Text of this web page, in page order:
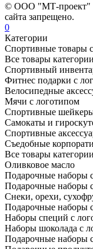
© ООО "МТ-проект"
сайта запрещено.
0
Категории
Спортивные товары
Все товары категории
Спортивный
Фитнес подарки с
Велосипедные
Мячи с логотипом
Спортивные
Самокаты и
Спортивные
Съедобные
Все товары категории
Оливковое масло
Подарочные наборы
Подарочные наборы
Снеки, орехи,
Подарочные наборы
Наборы специй с
Наборы шоколада с
Подарочные наборы